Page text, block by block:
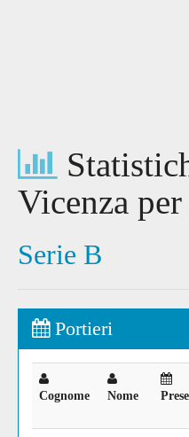
Vicenza
Serie B
Portieri
Cognome Nome